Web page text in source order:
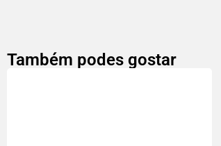
Também podes gostar